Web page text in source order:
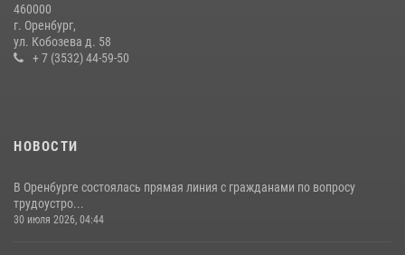
подозрению в хищении товара из магазина
11 июля 2026, 12:22
460000
г. Оренбург,
ул. Кобозева д. 58
+ 7 (3532) 44-59-50
НОВОСТИ
В Оренбурге состоялась прямая линия с гражданами по вопросу
трудоустро...
30 июля 2026, 04:44